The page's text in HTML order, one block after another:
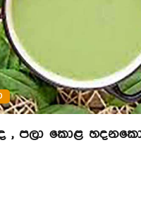
, පලා කොළ